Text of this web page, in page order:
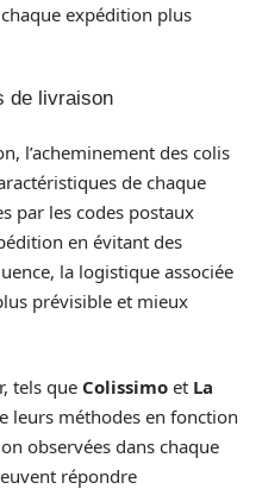
expédition plus
de livraison
l’acheminement des colis
de chaque
par les codes postaux
en évitant des
la logistique associée
prévisible et mieux
tels que Colissimo et La
leurs méthodes en fonction
observées dans chaque
répondre